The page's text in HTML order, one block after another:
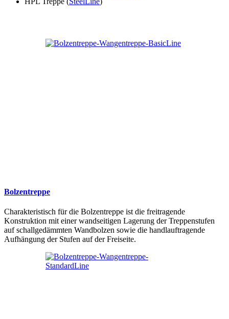
Bolzentreppe
Charakteristisch für die Bolzentreppe ist die freitragende
Konstruktion mit einer wandseitigen Lagerung der Treppenstufen
auf schallgedämmten Wandbolzen sowie die handlauftragende
Aufhängung der Stufen auf der Freiseite.